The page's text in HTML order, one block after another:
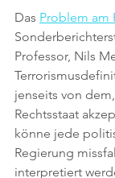
Das Problem am
Professor, Nils
jenseits von
Rechtsstaat
könne jede
Regierung
interpretiert